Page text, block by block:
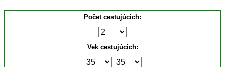
Počet cestujúcich:
Vek cestujúcich: